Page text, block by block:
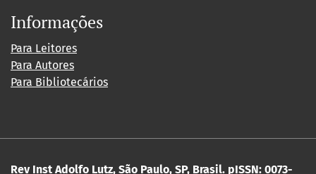
Informações
Para Leitores
Para Autores
Para Bibliotecários
Rev Inst Adolfo Lutz, São Paulo, SP, Brasil. pISSN: 0073-